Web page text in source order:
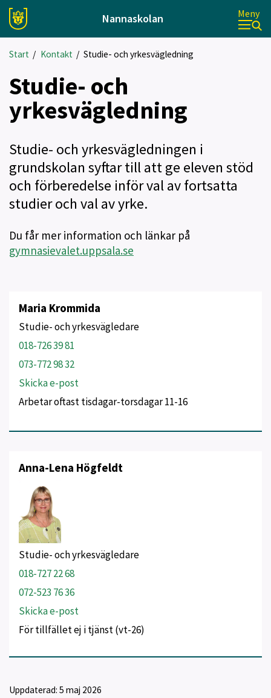
Nannaskolan Meny
Start / Kontakt/ Studie- och yrkesvägledning
Studie- och
yrkesvägledning
Studie- och yrkesvägledningen i
grundskolan syftar till att ge eleven stöd
och förberedelse inför val av fortsatta
studier och val av yrke.
Du får mer information och länkar på
gymnasievalet.uppsala.se
Maria Krommida
Studie- och yrkesvägledare
018-726 39 81
073-772 98 32
Skicka e-post
Arbetar oftast tisdagar-torsdagar 11-16
Anna-Lena Högfeldt
Studie- och yrkesvägledare
018-727 22 68
072-523 76 36
Skicka e-post
För tillfället ej i tjänst (vt-26)
Uppdaterad: 5 maj 2026